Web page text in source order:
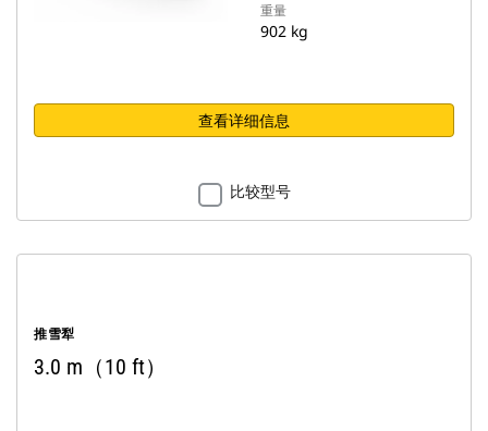
重量
902 kg
查看详细信息
比较型号
推雪犁
3.0 m（10 ft）